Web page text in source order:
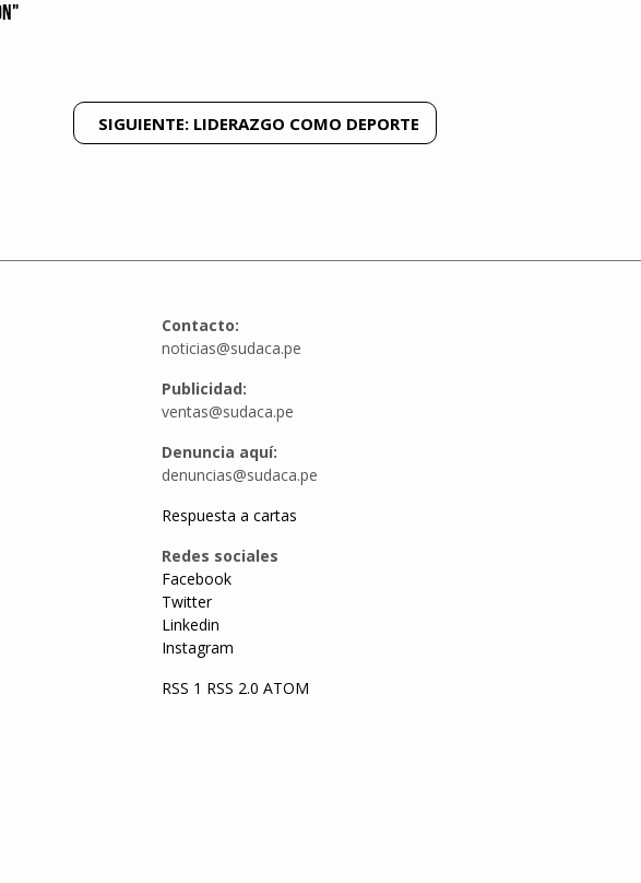
SIGUIENTE: LIDERAZGO COMO DEPORTE
Contacto:
noticias@sudaca.pe
Publicidad:
ventas@sudaca.pe
Denuncia aquí:
denuncias@sudaca.pe
Respuesta a cartas
Redes sociales
Facebook
Twitter
Linkedin
Instagram
RSS 1 RSS 2.0 ATOM